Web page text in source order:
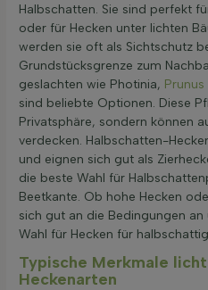
Halbschatten. Sie sind perfekt
oder für Hecken unter lichten
werden sie oft als Sichtschutz
Grundstücksgrenze zum
geslachten wie Photinia,
sind beliebte Optionen. Diese
Privatsphäre, sondern können
verdecken. Halbschatten-
und eignen sich gut als
die beste Wahl für
Beetkante. Ob hohe Hecken
sich gut an die Bedingungen
Wahl für Hecken für
Typische Merkmale
Heckenarten